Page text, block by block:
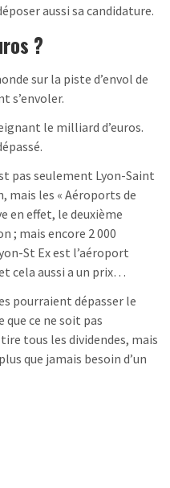
aussi sa candidature.
?
sur la piste d’envol de
s’envoler.
le milliard d’euros.
pas seulement Lyon-Saint
mais les « Aéroports de
en effet, le deuxième
; mais encore 2 000
St Ex est l’aéroport
cela aussi a un prix…
pourraient dépasser le
que ce ne soit pas
tous les dividendes, mais
que jamais besoin d’un